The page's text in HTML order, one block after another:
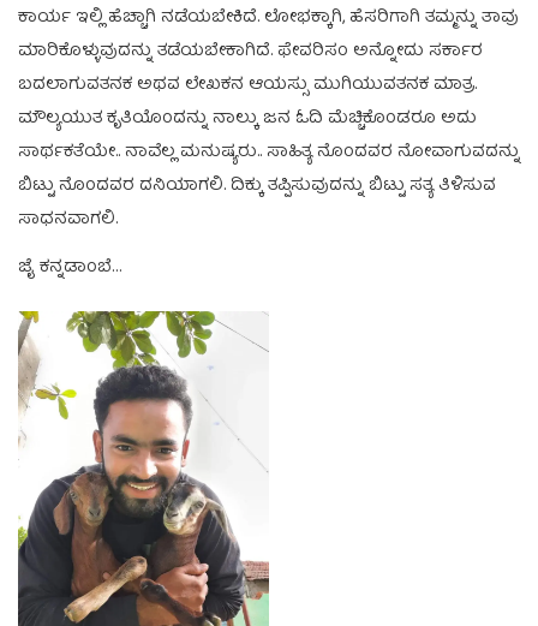
ಕಾರ್ಯ ಇಲ್ಲಿ ಹೆಚ್ಚಾಗಿ ನಡೆಯಬೇಕಿದೆ. ಲೋಭಕ್ಕಾಗಿ, ಹೆಸರಿಗಾಗಿ ತಮ್ಮನ್ನು ತಾವು
ಮಾರಿಕೊಳ್ಳುವುದನ್ನು ತಡೆಯಬೇಕಾಗಿದೆ. ಫೇವರಿಸಂ ಅನ್ನೋದು ಸರ್ಕಾರ
ಬದಲಾಗುವತನಕ ಅಥವ ಲೇಖಕನ ಆಯಸ್ಸು ಮುಗಿಯುವತನಕ ಮಾತ್ರ.
ಮೌಲ್ಯಯುತ ಕೃತಿಯೊಂದನ್ನು ನಾಲ್ಕು ಜನ ಓದಿ ಮೆಚ್ಚಿಕೊಂಡರೂ ಅದು
ಸಾರ್ಥಕತೆಯೇ.. ನಾವೆಲ್ಲ ಮನುಷ್ಯರು.. ಸಾಹಿತ್ಯ ನೊಂದವರ ನೋವಾಗುವದನ್ನು
ಬಿಟ್ಟು ನೊಂದವರ ದನಿಯಾಗಲಿ. ದಿಕ್ಕು ತಪ್ಪಿಸುವುದನ್ನು ಬಿಟ್ಟು ಸತ್ಯ ತಿಳಿಸುವ
ಸಾಧನವಾಗಲಿ.
ಜೈ ಕನ್ನಡಾಂಬೆ…